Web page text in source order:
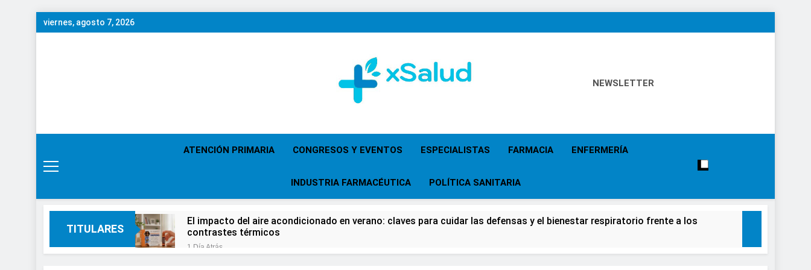
Saltar
al
viernes, agosto 7, 2026
XSalud
NEWSLETTER
ATENCIÓN PRIMARIA CONGRESOS Y EVENTOS ESPECIALISTAS FARMACIA ENFERMERÍA
INDUSTRIA FARMACÉUTICA POLÍTICA SANITARIA
TITULARES
El impacto del aire acondicionado en verano: claves para cuidar las defensas y el bienestar respiratorio frente a los
contrastes térmicos
1 Día Atrás